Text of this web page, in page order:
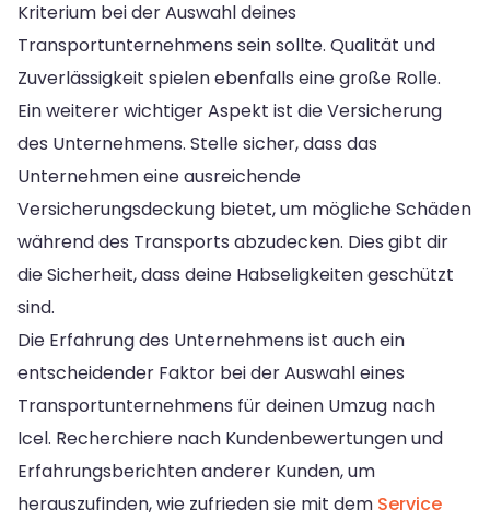
Kriterium bei der Auswahl deines
Transportunternehmens sein sollte. Qualität und
Zuverlässigkeit spielen ebenfalls eine große Rolle.
Ein weiterer wichtiger Aspekt ist die Versicherung
des Unternehmens. Stelle sicher, dass das
Unternehmen eine ausreichende
Versicherungsdeckung bietet, um mögliche Schäden
während des Transports abzudecken. Dies gibt dir
die Sicherheit, dass deine Habseligkeiten geschützt
sind.
Die Erfahrung des Unternehmens ist auch ein
entscheidender Faktor bei der Auswahl eines
Transportunternehmens für deinen Umzug nach
Icel. Recherchiere nach Kundenbewertungen und
Erfahrungsberichten anderer Kunden, um
herauszufinden, wie zufrieden sie mit dem Service